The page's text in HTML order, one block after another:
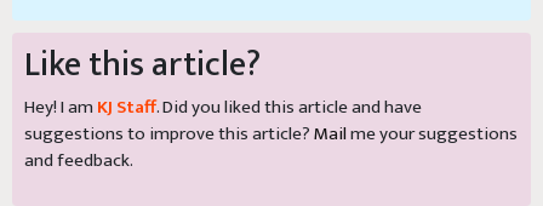
Like this article?
Hey! I am KJ Staff. Did you liked this article and have
suggestions to improve this article?Mailme your suggestions
and feedback.